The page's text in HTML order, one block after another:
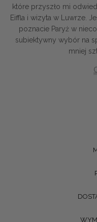
które przyszło mi
Eiffla i wizyta w Luwrze.
poznacie Paryż w
subiektywny wybór na
mniej